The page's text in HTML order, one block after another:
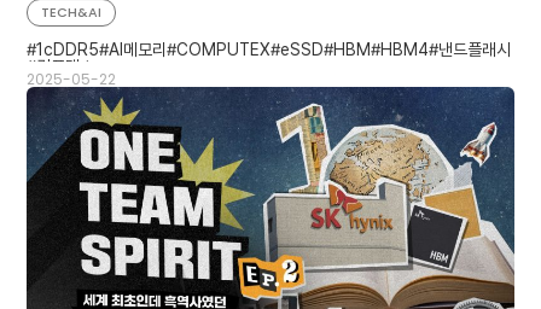
2025-05-22
TECH&AI
1cDDR5 AI메모리 COMPUTEX eSSD HBM HBM4 낸드플래시
컴퓨텍스